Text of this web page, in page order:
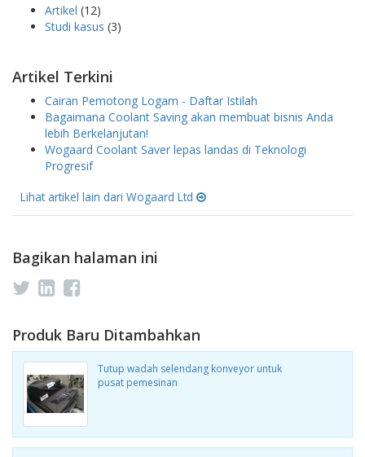
Artikel (12)
Studi kasus (3)
Artikel Terkini
Cairan Pemotong Logam - Daftar Istilah
Bagaimana Coolant Saving akan membuat bisnis Anda
lebih Berkelanjutan!
Wogaard Coolant Saver lepas landas di Teknologi
Progresif
Lihat artikel lain dari Wogaard Ltd
Bagikan halaman ini
Produk Baru Ditambahkan
Tutup wadah selendang konveyor untuk
pusat pemesinan